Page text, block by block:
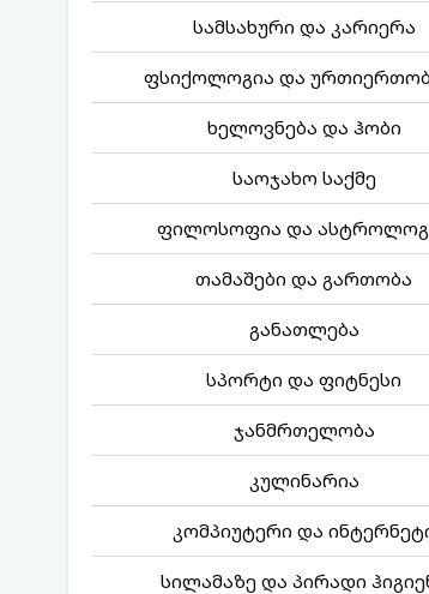
სამსახური და კარიერა
ფსიქოლოგია და
ხელოვნება და ჰობი
საოჯახო საქმე
ფილოსოფია და
თამაშები და გართობა
განათლება
სპორტი და ფიტნესი
ჯანმრთელობა
კულინარია
კომპიუტერი და
სილამაზე და პირადი